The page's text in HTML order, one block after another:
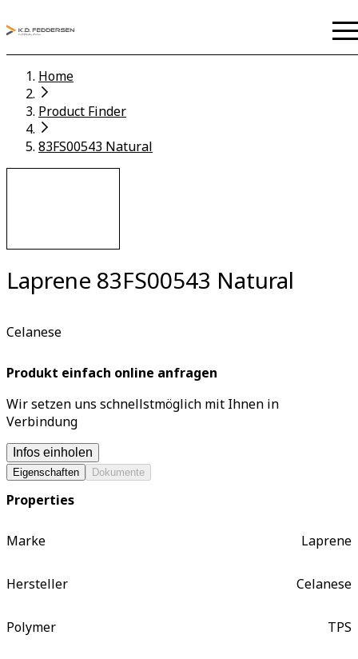
Home
Product Finder
83FS00543 Natural
Laprene 83FS00543 Natural
Celanese
Produkt einfach online anfragen
Wir setzen uns schnellstmöglich mit Ihnen in
Verbindung
Infos einholen
Eigenschaften Dokumente
Properties
Marke Laprene
Hersteller Celanese
Polymer TPS